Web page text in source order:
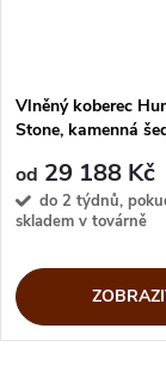
Vlněný koberec
Stone, kamenná
od 29 188 Kč
do 2 týdnů,
skladem v továrně